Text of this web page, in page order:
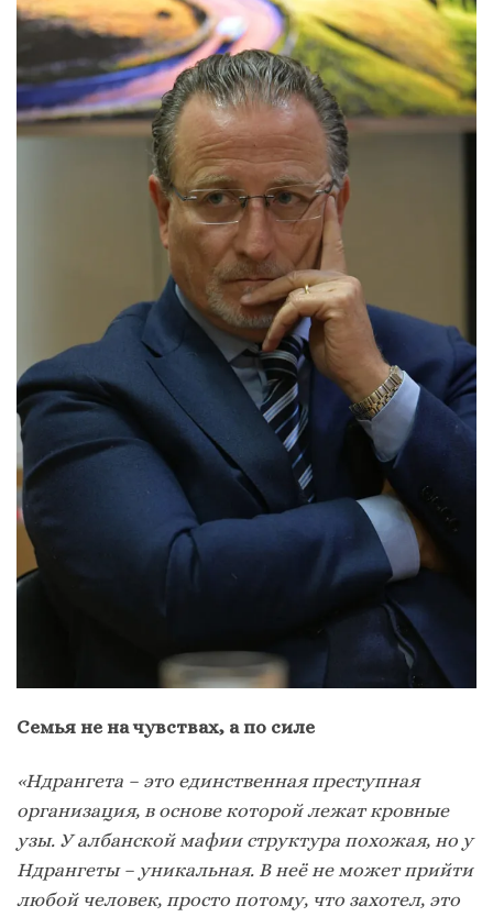
Семья не на чувствах, а по силе
«Ндрангета – это единственная преступная
организация, в основе которой лежат кровные
узы. У албанской мафии структура похожая, но у
Ндрангеты – уникальная. В неё не может прийти
любой человек, просто потому, что захотел, это